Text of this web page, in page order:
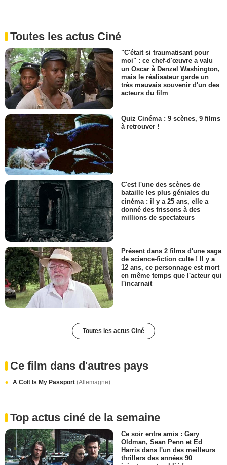
Toutes les actus Ciné
"C'était si traumatisant pour
moi" : ce chef-d'œuvre a valu
un Oscar à Denzel Washington,
mais le réalisateur garde un
très mauvais souvenir d'un des
acteurs du film
Quiz Cinéma : 9 scènes, 9 films
à retrouver !
C'est l'une des scènes de
bataille les plus géniales du
cinéma : il y a 25 ans, elle a
donné des frissons à des
millions de spectateurs
Présent dans 2 films d'une saga
de science-fiction culte ! Il y a
12 ans, ce personnage est mort
en même temps que l'acteur qui
l'incarnait
Toutes les actus Ciné
Ce film dans d'autres pays
A Colt Is My Passport (Allemagne)
Top actus ciné de la semaine
Ce soir entre amis : Gary
Oldman, Sean Penn et Ed
Harris dans l'un des meilleurs
thrillers des années 90